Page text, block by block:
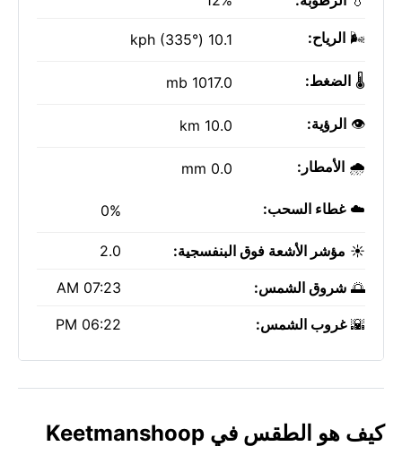
🌬️ الرياح: 10.1 kph (335°)
🌡️ الضغط: 1017.0 mb
👁️ الرؤية: 10.0 km
🌧️ الأمطار: 0.0 mm
☁️غطاء السحب: 0%
☀️ مؤشر الأشعة فوق البنفسجية: 2.0
🌅 شروق الشمس: 07:23 AM
🌇غروب الشمس: 06:22 PM
كيف هو الطقس في Keetmanshoop